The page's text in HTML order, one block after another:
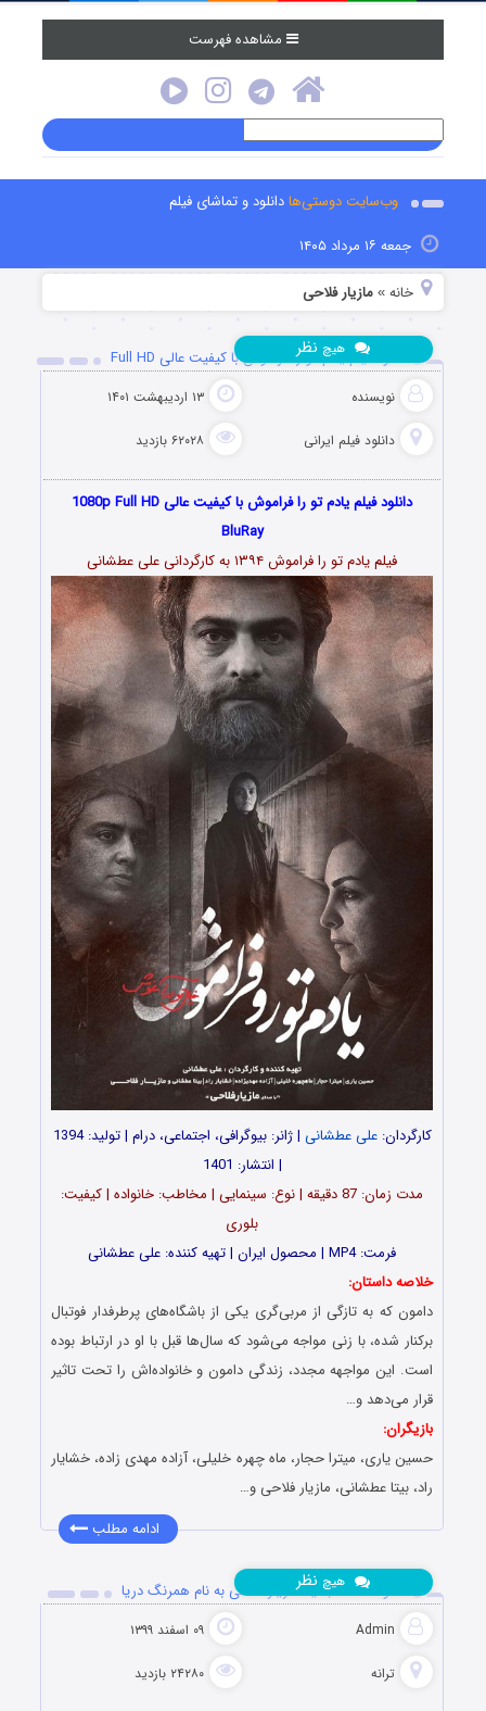
مشاهده فهرست
وب‌سایت دوستی‌هادانلود و تماشای فیلم
جمعه ۱۶ مرداد ۱۴۰۵
خانه »مازیار فلاحی
دانلود فیلم یادم تو را فراموش با کیفیت عالی Full HD
نویسنده ۱۳ اردیبهشت ۱۴۰۱
دانلود فیلم‌ ایرانی ۶۲۰۲۸ بازدید
هیچ نظر
دانلود فیلم یادم تو را فراموش با کیفیت عالی 1080p Full HD
BluRay
فیلم یادم تو را فراموش ۱۳۹۴ به کارگردانی علی عطشانی
کارگردان:علی عطشانی
| ژانر: بیوگرافی، اجتماعی، درام | تولید: 1394
| انتشار: 1401
مدت‌‌ زمان: 87 دقیقه | نوع: سینمایی | مخاطب: خانواده | کیفیت:
بلوری
فرمت: MP4 | محصول ایران | تهیه‎‌ کننده: علی عطشانی
خلاصه داستان:
دامون که به تازگی از مربی‌گری یکی از باشگاه‌های پرطرفدار فوتبال
برکنار شده، با زنی مواجه می‌شود که سال‌ها قبل با او در ارتباط بوده
است. این مواجهه مجدد، زندگی دامون و خانواده‌اش را تحت تاثیر
قرار می‌دهد و…
بازیگران:
حسین یاری، میترا حجار، ماه چهره خلیلی، آزاده مهدی زاده، خشایار
راد، بیتا عطشانی، مازیار فلاحی و…
ادامه مطلب
دانلود آهنگ جدید مازیار فلاحی به نام همرنگ دریا
Admin ۰۹ اسفند ۱۳۹۹
ترانه ۲۴۲۸۰ بازدید
هیچ نظر